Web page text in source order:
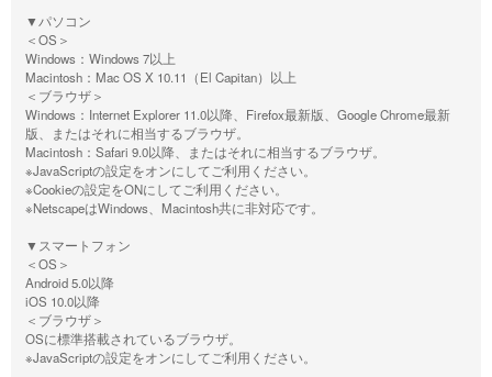
▼パソコン
＜OS＞
Windows：Windows 7以上
Macintosh：Mac OS X 10.11（El Capitan）以上
＜ブラウザ＞
Windows：Internet Explorer 11.0以降、Firefox最新版、Google Chrome最新
版、またはそれに相当するブラウザ。
Macintosh：Safari 9.0以降、またはそれに相当するブラウザ。
※JavaScriptの設定をオンにしてご利用ください。
※Cookieの設定をONにしてご利用ください。
※NetscapeはWindows、Macintosh共に非対応です。
▼スマートフォン
＜OS＞
Android 5.0以降
iOS 10.0以降
＜ブラウザ＞
OSに標準搭載されているブラウザ。
※JavaScriptの設定をオンにしてご利用ください。